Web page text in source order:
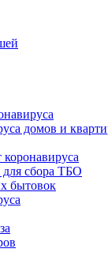
домов и
для сбора ТБО
бытовок